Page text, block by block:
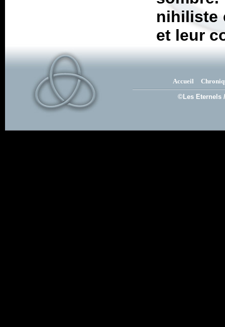
nihiliste
et leur
Accueil
©Les Eternels